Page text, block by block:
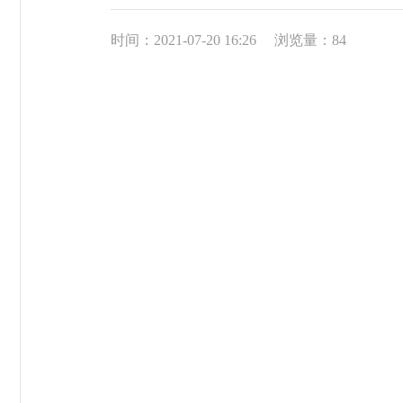
时间：2021-07-20 16:26 浏览量： 84